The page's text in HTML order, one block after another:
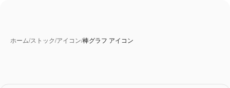
ホーム/ストック/アイコン/棒グラフ アイコン